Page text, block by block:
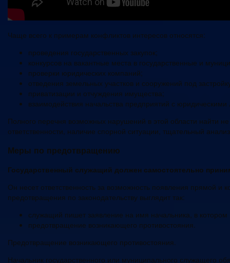
Чаще всего к примерам конфликтов интересов относятся:
проведения государственных закупок;
конкурсов на вакантные места в государственные и
проверки юридических компаний;
отведения земельных участков и сооружений под
приватизации и отчуждения имущества;
взаимодействия начальства предприятий с
Полного перечня возможных нарушений в этой области найти
ответственности, наличие спорной ситуации, тщательный
Меры по предотвращению
Государственный служащий должен самостоятельно
Он несет ответственность за возможность появления прямой и
предотвращения по законодательству выглядит так:
служащий пишет заявление на имя начальника, в котором
предотвращение возникающего противостояния.
Предотвращение возникающего противостояния.
Начальник государственного или муниципального служащего